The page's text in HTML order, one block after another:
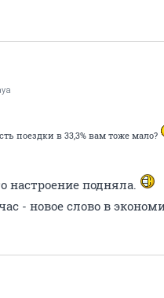
поездки в 33,3% вам тоже мало?
настроение подняла.
- новое слово в